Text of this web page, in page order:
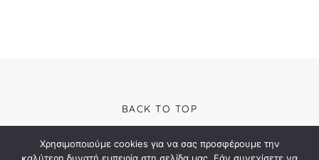
BACK TO TOP
Χρησιμοποιούμε cookies για να σας προσφέρουμε την